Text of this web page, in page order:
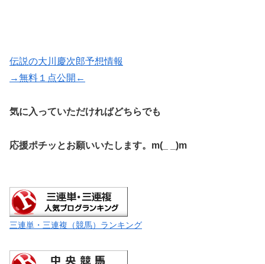
伝説の大川慶次郎予想情報
→無料１点公開←
気に入っていただければどちらでも
応援ポチッとお願いいたします。m(_ _)m
三連単・三連複（競馬）ランキング